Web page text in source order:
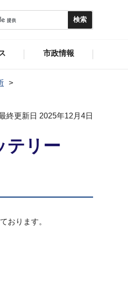
市政情報
終更新日 2025年12月4日
テリー
おります。